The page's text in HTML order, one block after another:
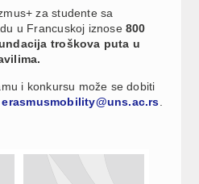
za studente sa
u Francuskoj iznose800
troškova puta u
i konkursu može se dobiti
erasmusmobility@uns.ac.rs